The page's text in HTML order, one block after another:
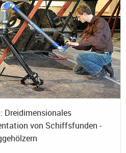
Dreidimensionales
von Schiffsfunden -